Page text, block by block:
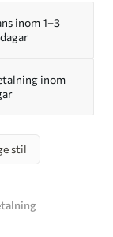
inom 1–3
inom
stil